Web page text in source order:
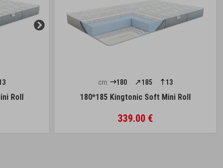
Roll
cm: 180 185 13
180*185 Kingtonic Soft Mini Roll
339.00 €